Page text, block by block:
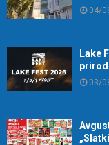
04/
Lake
03/